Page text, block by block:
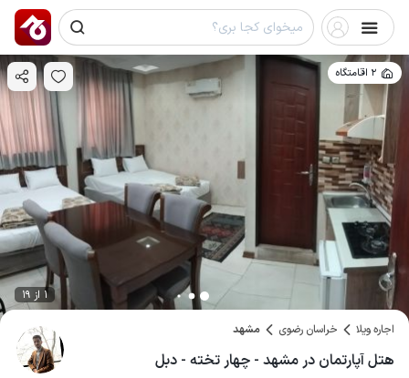
2 اقامتگاه
1 از 19
اجاره ویلا خراسان رضوی مشهد
هتل آپارتمان در مشهد - چهار تخته - دبل